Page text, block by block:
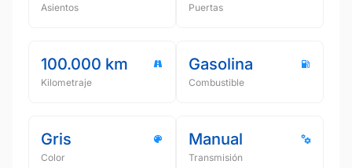
Asientos Puertas
100.000 km
Kilometraje
Gasolina
Combustible
Gris
Color
Manual
Transmisión